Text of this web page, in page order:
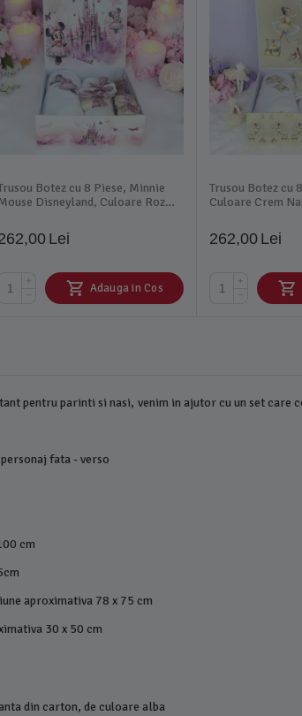
Botez cu 8 Piese, Minnie
Disneyland, Culoare Roz
Lei
+
−
Adauga in Cos
Trusou Botez cu
Culoare Crem
262,00 Lei
+
−
pentru parinti si nasi, venim in ajutor cu un set care
fata - verso
cm
aproximativa 78 x 75 cm
30 x 50 cm
din carton, de culoare alba